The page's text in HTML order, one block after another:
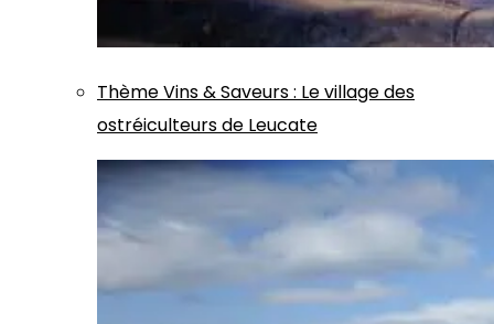
ThèmeVins & Saveurs: Le village des
ostréiculteurs de Leucate